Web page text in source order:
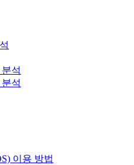
석
석
이용 방법